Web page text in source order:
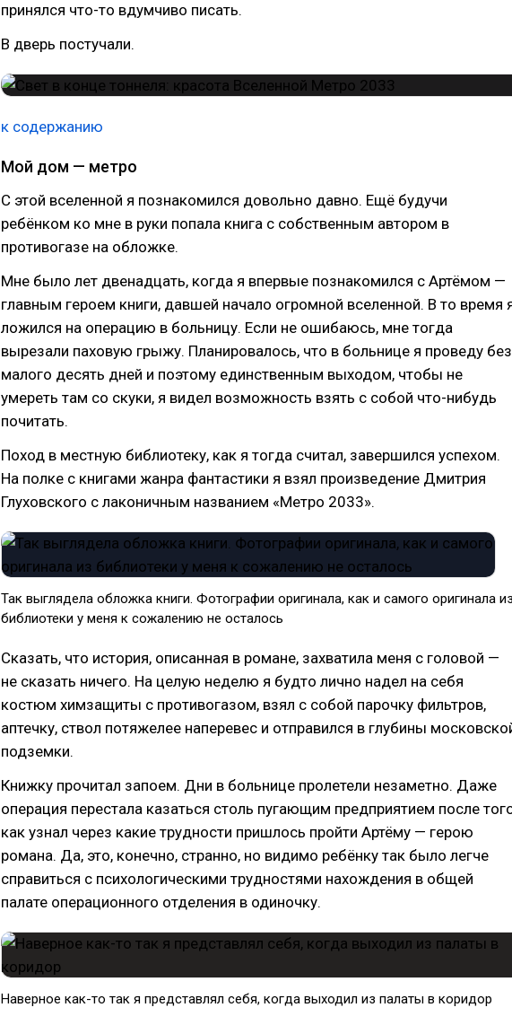
принялся что-то вдумчиво писать.
В дверь постучали.
к содержанию
Мой дом — метро
С этой вселенной я познакомился довольно давно. Ещё будучи
ребёнком ко мне в руки попала книга с собственным автором в
противогазе на обложке.
Мне было лет двенадцать, когда я впервые познакомился с Артёмом —
главным героем книги, давшей начало огромной вселенной. В то время
ложился на операцию в больницу. Если не ошибаюсь, мне тогда
вырезали паховую грыжу. Планировалось, что в больнице я проведу без
малого десять дней и поэтому единственным выходом, чтобы не
умереть там со скуки, я видел возможность взять с собой что-нибудь
почитать.
Поход в местную библиотеку, как я тогда считал, завершился успехом.
На полке с книгами жанра фантастики я взял произведение Дмитрия
Глуховского с лаконичным названием «Метро 2033».
Так выглядела обложка книги. Фотографии оригинала, как и самого оригинала
библиотеки у меня к сожалению не осталось
Сказать, что история, описанная в романе, захватила меня с головой —
не сказать ничего. На целую неделю я будто лично надел на себя
костюм химзащиты с противогазом, взял с собой парочку фильтров,
аптечку, ствол потяжелее наперевес и отправился в глубины
подземки.
Книжку прочитал запоем. Дни в больнице пролетели незаметно. Даже
операция перестала казаться столь пугающим предприятием после
как узнал через какие трудности пришлось пройти Артёму — герою
романа. Да, это, конечно, странно, но видимо ребёнку так было легче
справиться с психологическими трудностями нахождения в общей
палате операционного отделения в одиночку.
Наверное как-то так я представлял себя, когда выходил из палаты в коридор